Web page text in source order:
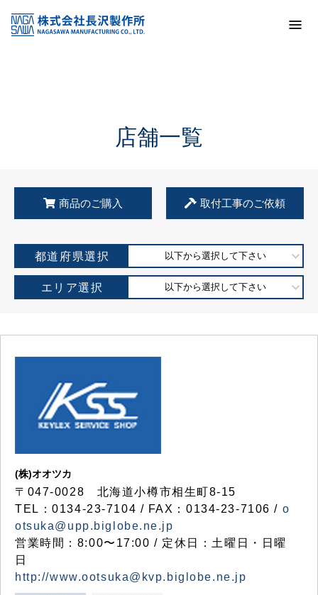
KSS加盟店・取扱店情報
店舗一覧
店舗一覧
商品のご購入 取付工事のご依頼
都道府県選択 以下から選択して下さい
エリア選択 以下から選択して下さい
(株)オオツカ
〒047-0028 北海道小樽市相生町8-15
TEL：0134-23-7104 / FAX：0134-23-7106 / o
otsuka@upp.biglobe.ne.jp
営業時間：8:00〜17:00 / 定休日：土曜日・日曜
日
http://www.ootsuka@kvp.biglobe.ne.jp